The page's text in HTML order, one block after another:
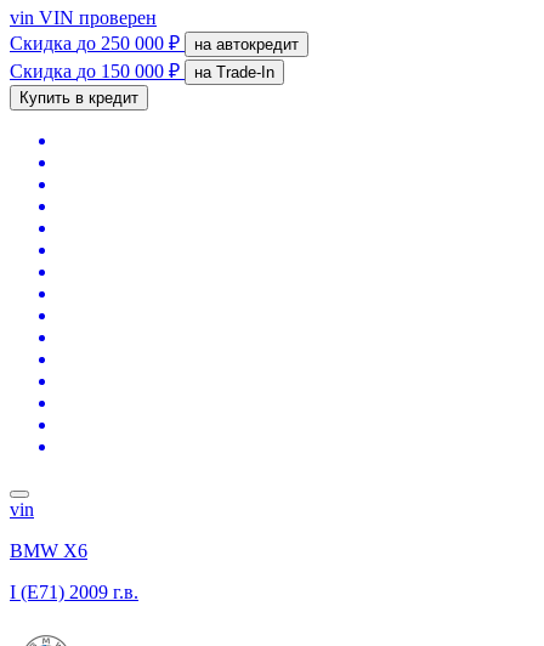
vin VIN проверен
Скидка до 250 000 ₽ на автокредит
Скидка до 150 000 ₽
на Trade-In
Купить в кредит
vin
BMW X6
I (E71) 2009 г.в.